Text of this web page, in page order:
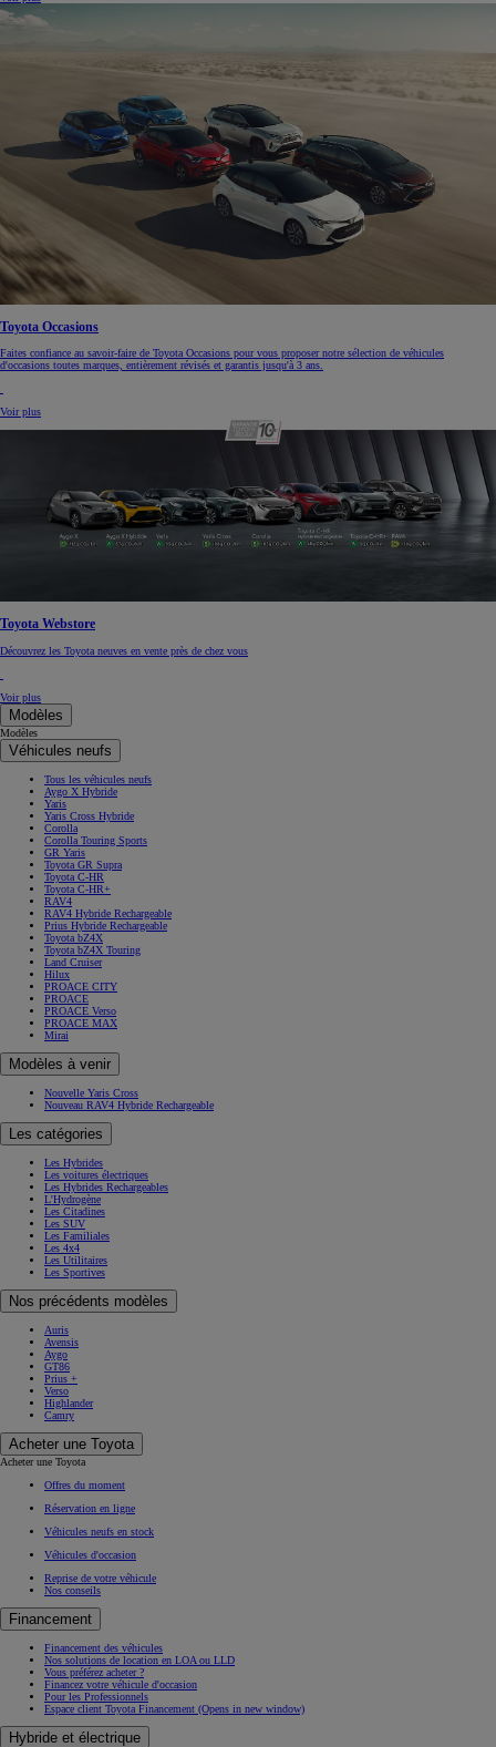
Toyota Occasions
Faites confiance au savoir-faire de Toyota Occasions pour vous proposer notre sélection de véhicules
d'occasions toutes marques, entièrement révisés et garantis jusqu'à 3 ans.
Voir plus
Toyota Webstore
Découvrez les Toyota neuves en vente près de chez vous
Voir plus
Modèles
Modèles
Véhicules neufs
Tous les véhicules neufs
Aygo X Hybride
Yaris
Yaris Cross Hybride
Corolla
Corolla Touring Sports
GR Yaris
Toyota GR Supra
Toyota C-HR
Toyota C-HR+
RAV4
RAV4 Hybride Rechargeable
Prius Hybride Rechargeable
Toyota bZ4X
Toyota bZ4X Touring
Land Cruiser
Hilux
PROACE CITY
PROACE
PROACE Verso
PROACE MAX
Mirai
Modèles à venir
Nouvelle Yaris Cross
Nouveau RAV4 Hybride Rechargeable
Les catégories
Les Hybrides
Les voitures électriques
Les Hybrides Rechargeables
L'Hydrogène
Les Citadines
Les SUV
Les Familiales
Les 4x4
Les Utilitaires
Les Sportives
Nos précédents modèles
Auris
Avensis
Aygo
GT86
Prius +
Verso
Highlander
Camry
Acheter une Toyota
Acheter une Toyota
Offres du moment
Réservation en ligne
Véhicules neufs en stock
Véhicules d'occasion
Reprise de votre véhicule
Nos conseils
Financement
Financement des véhicules
Nos solutions de location en LOA ou LLD
Vous préférez acheter ?
Financez votre véhicule d'occasion
Pour les Professionnels
Espace client Toyota Financement (Opens in new window)
Hybride et électrique